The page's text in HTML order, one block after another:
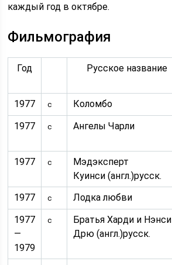
каждый год в октябре.
Фильмография
Год Русское название
1977
с Коломбо
1977
с Ангелы Чарли
1977
с
Мэдэксперт
Куинси (англ.)русск.
1977 с Лодка любви
1977
—
1979
с
Братья Харди и Нэнси
Дрю (англ.)русск.